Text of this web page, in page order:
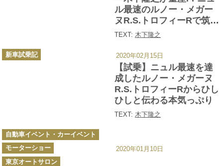
ル最速のルノー・メガー
ヌR.S.トロフィーRで筑波
を攻める！
TEXT: 木下隆之
【試乗】ニュル最速を達
成したルノー・メガーヌ
R.S.トロフィーRからひし
ひしと伝わる本気っぷり
TEXT: 木下隆之
カ
テ
新車試乗記 2020年02月15日
カ
テ
ゴ
リ
ー
自動車イベント・カーイベント
モーターショー
東京オートサロン
2020年01月10日